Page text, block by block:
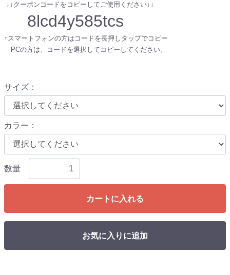
↓↓クーポンコードをコピーしてご使用ください↓↓
8lcd4y585tcs
↑スマートフォンの方はコードを長押しタップでコピー
PCの方は、コードを選択してコピーしてください。
サイズ ：
カラー ：
数量
カートに入れる
お気に入りに追加